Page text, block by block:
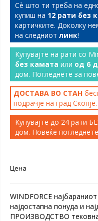
Сѐ што ти треба на
купиш на 12 рати без
картичките. Доколку
на следниот линк!
Купувајте на рати со
без камата или од 6
дом. Погледнете за
ДОСТАВА ВО СТАН
подрачје на град
Купувајте до 24 рати
дом. Повеќе погледнете
Цена
WINDFORCE
најдостапна понуда и
ПРОИЗВОДСТВО тековна